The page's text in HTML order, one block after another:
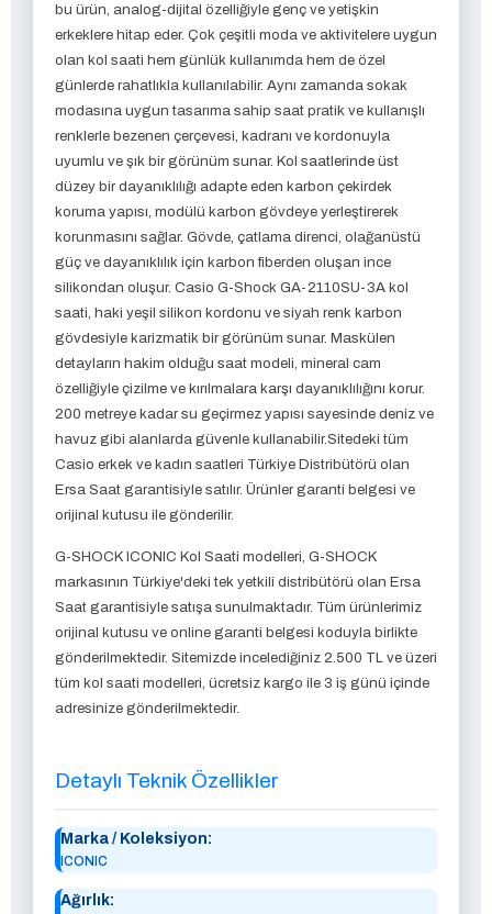
bu ürün, analog-dijital özelliğiyle genç ve yetişkin
erkeklere hitap eder. Çok çeşitli moda ve aktivitelere uygun
olan kol saati hem günlük kullanımda hem de özel
günlerde rahatlıkla kullanılabilir. Aynı zamanda sokak
modasına uygun tasarıma sahip saat pratik ve kullanışlı
renklerle bezenen çerçevesi, kadranı ve kordonuyla
uyumlu ve şık bir görünüm sunar. Kol saatlerinde üst
düzey bir dayanıklılığı adapte eden karbon çekirdek
koruma yapısı, modülü karbon gövdeye yerleştirerek
korunmasını sağlar. Gövde, çatlama direnci, olağanüstü
güç ve dayanıklılık için karbon fiberden oluşan ince
silikondan oluşur. Casio G-Shock GA-2110SU-3A kol
saati, haki yeşil silikon kordonu ve siyah renk karbon
gövdesiyle karizmatik bir görünüm sunar. Maskülen
detayların hakim olduğu saat modeli, mineral cam
özelliğiyle çizilme ve kırılmalara karşı dayanıklılığını korur.
200 metreye kadar su geçirmez yapısı sayesinde deniz ve
havuz gibi alanlarda güvenle kullanabilir.Sitedeki tüm
Casio erkek ve kadın saatleri Türkiye Distribütörü olan
Ersa Saat garantisiyle satılır. Ürünler garanti belgesi ve
orijinal kutusu ile gönderilir.
G-SHOCK ICONIC Kol Saati modelleri, G-SHOCK
markasının Türkiye'deki tek yetkili distribütörü olan Ersa
Saat garantisiyle satışa sunulmaktadır. Tüm ürünlerimiz
orijinal kutusu ve online garanti belgesi koduyla birlikte
gönderilmektedir. Sitemizde incelediğiniz 2.500 TL ve üzeri
tüm kol saati modelleri, ücretsiz kargo ile 3 iş günü içinde
adresinize gönderilmektedir.
Detaylı Teknik Özellikler
Marka / Koleksiyon:
ICONIC
Ağırlık: